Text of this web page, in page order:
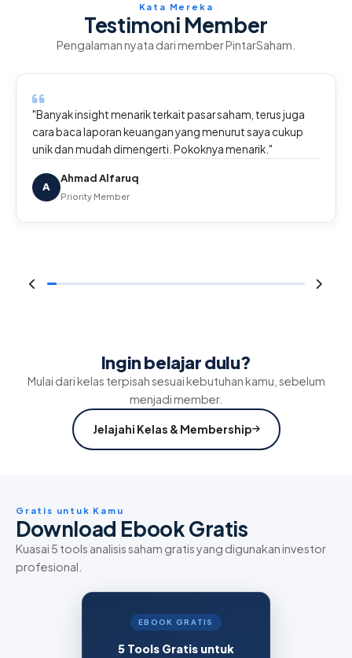
Kata Mereka
Testimoni Member
Pengalaman nyata dari member PintarSaham.
"Banyak insight menarik terkait pasar saham, terus juga
cara baca laporan keuangan yang menurut saya cukup
unik dan mudah dimengerti. Pokoknya menarik."
A
Ahmad Alfaruq
Priority Member
Ingin belajar dulu?
Mulai dari kelas terpisah sesuai kebutuhan kamu, sebelum
menjadi member.
Jelajahi Kelas & Membership
Gratis untuk Kamu
Download Ebook Gratis
Kuasai 5 tools analisis saham gratis yang digunakan investor
profesional.
EBOOK GRATIS
5 Tools Gratis untuk